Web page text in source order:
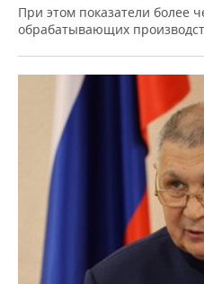
При этом показатели более
обрабатывающих